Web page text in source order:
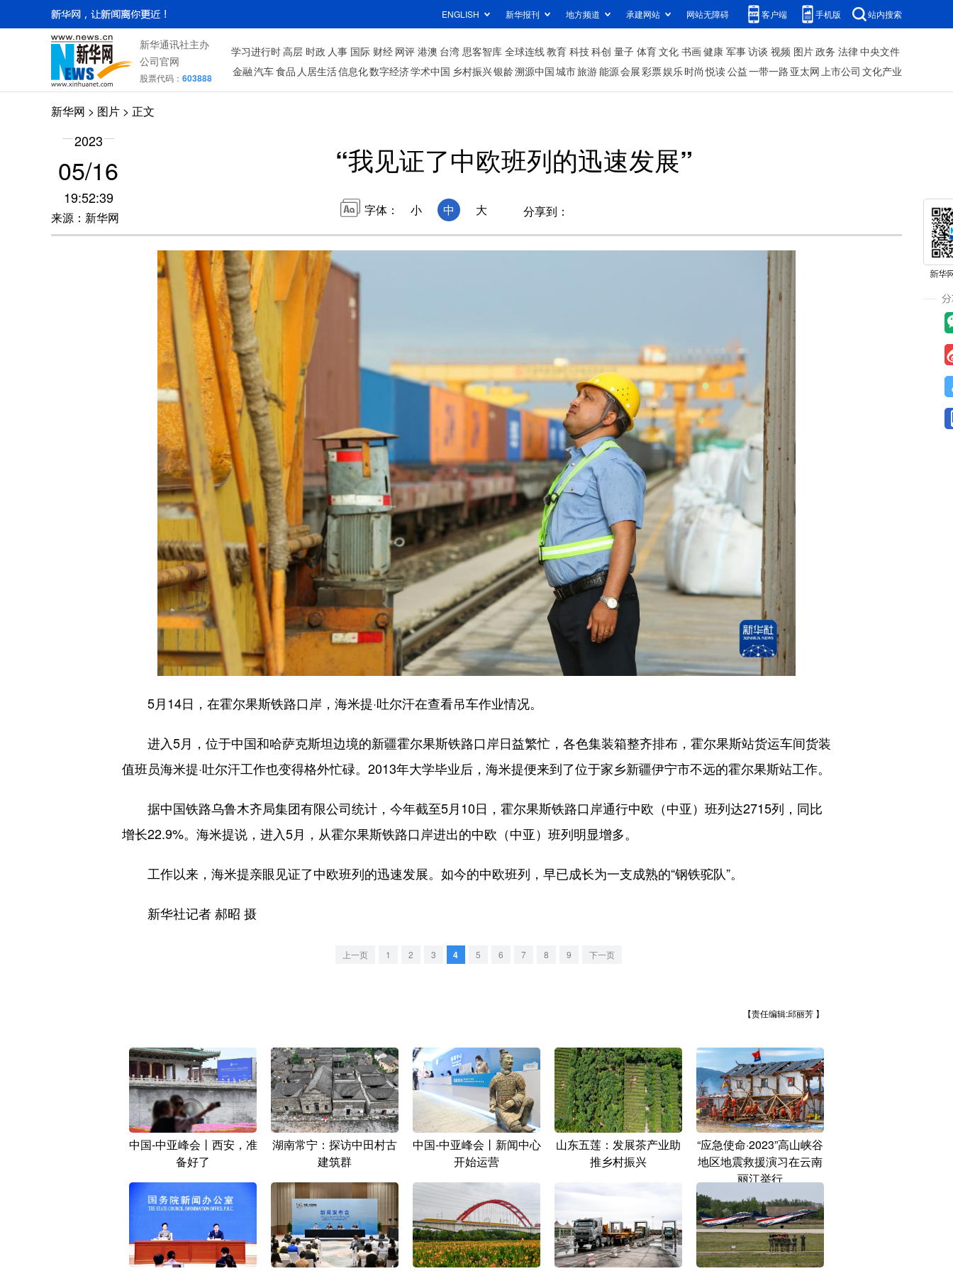
ENGLISH 新华报刊 地方频道 承建网站 网站无障碍 客户端 手机版 站内搜索
新华通讯社主办
公司官网
股票代码： 603888
学习进行时高层 时政 人事 国际 财经 网评 港澳 台湾 思客智库 全球连线教育 科技科创 量子 体育文化 书画健康 军事访谈 视频 图片政务 法律中央文件
金融汽车食品 人居生活信息化数字经济学术中国 乡村振兴银龄溯源中国城市旅游能源会展彩票娱乐时尚 悦读公益一带一路 亚太网上市公司 文化产业
新华网 > 图片 > 正文
2023
05/16
19:52:39
来源：新华网
“我见证了中欧班列的迅速发展”
字体： 小 中 大 分享到：
5月14日，在霍尔果斯铁路口岸，海米提·吐尔汗在查看吊车作业情况。
进入5月，位于中国和哈萨克斯坦边境的新疆霍尔果斯铁路口岸日益繁忙，各色集装箱整齐排布，霍尔果斯站货运车间货装
值班员海米提·吐尔汗工作也变得格外忙碌。2013年大学毕业后，海米提便来到了位于家乡新疆伊宁市不远的霍尔果斯站工作。
据中国铁路乌鲁木齐局集团有限公司统计，今年截至5月10日，霍尔果斯铁路口岸通行中欧（中亚）班列达2715列，同比
增长22.9%。海米提说，进入5月，从霍尔果斯铁路口岸进出的中欧（中亚）班列明显增多。
工作以来，海米提亲眼见证了中欧班列的迅速发展。如今的中欧班列，早已成长为一支成熟的“钢铁驼队”。
新华社记者 郝昭 摄
上一页 1 2 3 4 5 6 7 8 9 下一页
【责任编辑:邱丽芳 】
中国-中亚峰会丨西安，准
备好了
湖南常宁：探访中田村古
建筑群
中国-中亚峰会丨新闻中心
开始运营
山东五莲：发展茶产业助
推乡村振兴
“应急使命·2023”高山峡谷
地区地震救援演习在云南
丽江举行